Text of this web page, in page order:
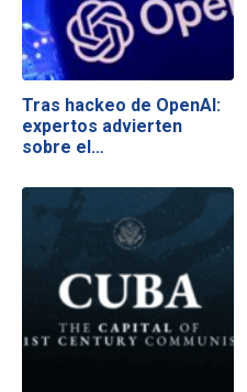
Tras hackeo de OpenAI:
expertos advierten
sobre el…